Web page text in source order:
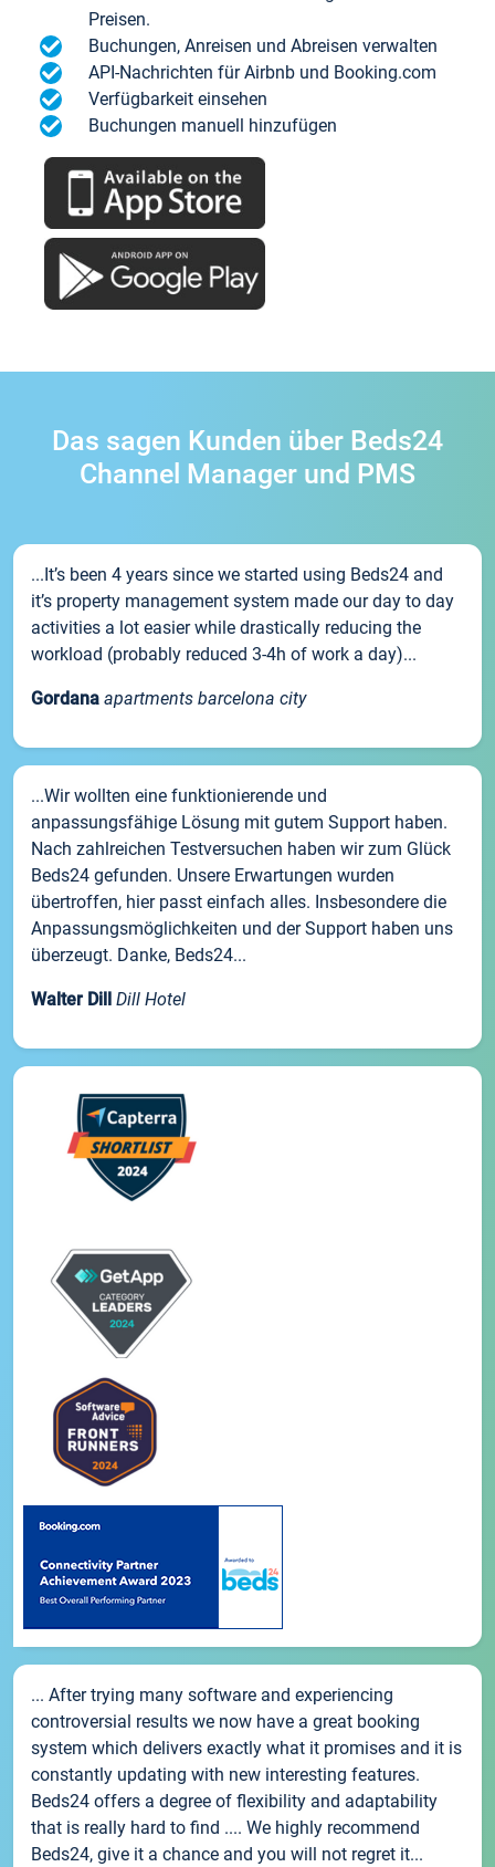
Preisen.
Buchungen, Anreisen und Abreisen verwalten
API-Nachrichten für Airbnb und Booking.com
Verfügbarkeit einsehen
Buchungen manuell hinzufügen
Das sagen Kunden über Beds24
Channel Manager und PMS
...It’s been 4 years since we started using Beds24 and
it’s property management system made our day to day
activities a lot easier while drastically reducing the
workload (probably reduced 3-4h of work a day)...
Gordana apartments barcelona city
...Wir wollten eine funktionierende und
anpassungsfähige Lösung mit gutem Support haben.
Nach zahlreichen Testversuchen haben wir zum Glück
Beds24 gefunden. Unsere Erwartungen wurden
übertroffen, hier passt einfach alles. Insbesondere die
Anpassungsmöglichkeiten und der Support haben uns
überzeugt. Danke, Beds24...
Walter Dill Dill Hotel
... After trying many software and experiencing
controversial results we now have a great booking
system which delivers exactly what it promises and it is
constantly updating with new interesting features.
Beds24 offers a degree of flexibility and adaptability
that is really hard to find .... We highly recommend
Beds24, give it a chance and you will not regret it...